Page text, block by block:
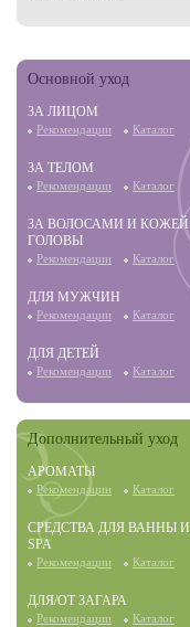
Основной уход
ЗА ЛИЦОМ
Рекомендации Каталог
ЗА ТЕЛОМ
Рекомендации Каталог
ЗА ВОЛОСАМИ И КОЖЕЙ
ГОЛОВЫ
Рекомендации Каталог
ДЛЯ МУЖЧИН
Рекомендации Каталог
ДЛЯ ДЕТЕЙ
Рекомендации Каталог
Дополнительный уход
АРОМАТЫ
Рекомендации Каталог
СРЕДСТВА ДЛЯ ВАННЫ И
SPA
Рекомендации Каталог
ДЛЯ/ОТ ЗАГАРА
Рекомендации Каталог